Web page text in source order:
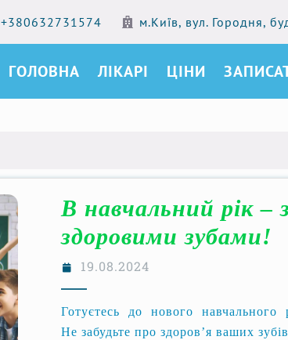
+380632731574 м.Київ, вул. Городня,
ГОЛОВНА ЛІКАРІ ЦІНИ
В навчальний рік –
здоровими зубами!
19.08.2024
Готуєтесь до нового навчального
Не забудьте про здоров’я ваших